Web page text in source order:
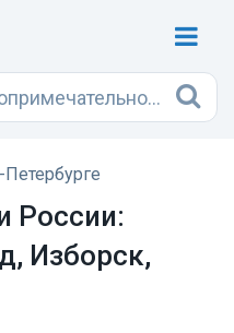
России:
Изборск,